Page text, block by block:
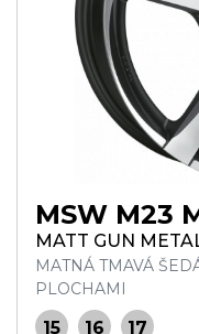
MSW M23
MATT GUN
MATNÁ TMAVÁ
PLOCHAMI
15 16 17